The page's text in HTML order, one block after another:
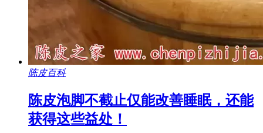
陈皮百科
陈皮泡脚不截止仅能改善睡眠，还能
获得这些益处！